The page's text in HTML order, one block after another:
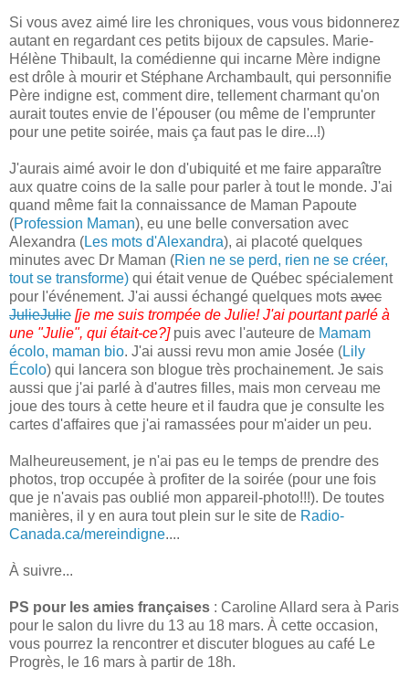
Si vous avez aimé lire les chroniques, vous vous bidonnerez
autant en regardant ces petits bijoux de capsules. Marie-
Hélène Thibault, la comédienne qui incarne Mère indigne
est drôle à mourir et Stéphane Archambault, qui personnifie
Père indigne est, comment dire, tellement charmant qu'on
aurait toutes envie de l'épouser (ou même de l'emprunter
pour une petite soirée, mais ça faut pas le dire...!)
J'aurais aimé avoir le don d'ubiquité et me faire apparaître
aux quatre coins de la salle pour parler à tout le monde. J'ai
quand même fait la connaissance de Maman Papoute
(Profession Maman), eu une belle conversation avec
Alexandra (Les mots d'Alexandra), ai placoté quelques
minutes avec Dr Maman (Rien ne se perd, rien ne se créer,
tout se transforme) qui était venue de Québec spécialement
pour l'événement. J'ai aussi échangé quelques mots avec
JulieJulie [je me suis trompée de Julie! J'ai pourtant parlé à
une "Julie", qui était-ce?]puis avec l'auteure de Mamam
écolo, maman bio. J'ai aussi revu mon amie Josée (Lily
Écolo) qui lancera son blogue très prochainement. Je sais
aussi que j'ai parlé à d'autres filles, mais mon cerveau me
joue des tours à cette heure et il faudra que je consulte les
cartes d'affaires que j'ai ramassées pour m'aider un peu.
Malheureusement, je n'ai pas eu le temps de prendre des
photos, trop occupée à profiter de la soirée (pour une fois
que je n'avais pas oublié mon appareil-photo!!!). De toutes
manières, il y en aura tout plein sur le site de Radio-
Canada.ca/mereindigne....
À suivre...
PS pour les amies françaises : Caroline Allard sera à Paris
pour le salon du livre du 13 au 18 mars. À cette occasion,
vous pourrez la rencontrer et discuter blogues au café Le
Progrès, le 16 mars à partir de 18h.